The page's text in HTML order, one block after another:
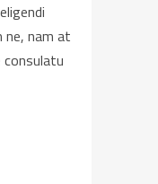
ne, nam at
consulatu